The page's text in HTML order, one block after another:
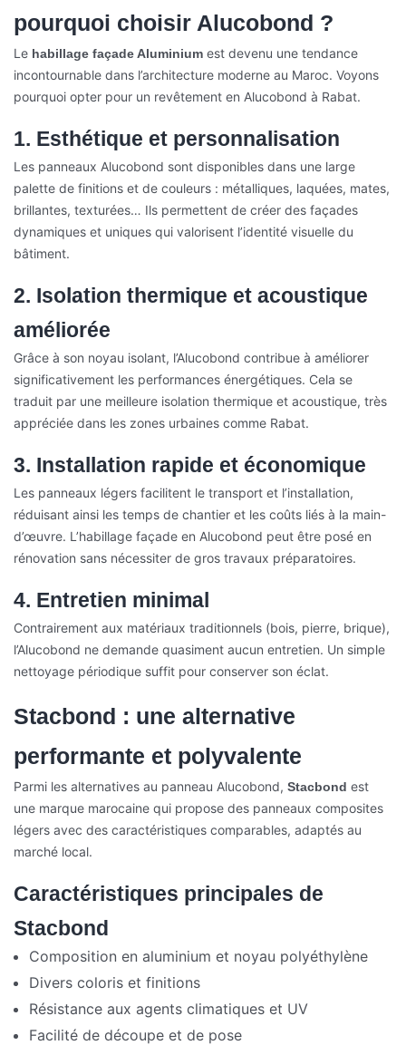
pourquoi choisir Alucobond ?
Le habillage façade Aluminium est devenu une tendance
incontournable dans l’architecture moderne au Maroc. Voyons
pourquoi opter pour un revêtement en Alucobond à Rabat.
1. Esthétique et personnalisation
Les panneaux Alucobond sont disponibles dans une large
palette de finitions et de couleurs : métalliques, laquées, mates,
brillantes, texturées… Ils permettent de créer des façades
dynamiques et uniques qui valorisent l’identité visuelle du
bâtiment.
2. Isolation thermique et acoustique
améliorée
Grâce à son noyau isolant, l’Alucobond contribue à améliorer
significativement les performances énergétiques. Cela se
traduit par une meilleure isolation thermique et acoustique, très
appréciée dans les zones urbaines comme Rabat.
3. Installation rapide et économique
Les panneaux légers facilitent le transport et l’installation,
réduisant ainsi les temps de chantier et les coûts liés à la main-
d’œuvre. L’habillage façade en Alucobond peut être posé en
rénovation sans nécessiter de gros travaux préparatoires.
4. Entretien minimal
Contrairement aux matériaux traditionnels (bois, pierre, brique),
l’Alucobond ne demande quasiment aucun entretien. Un simple
nettoyage périodique suffit pour conserver son éclat.
Stacbond : une alternative
performante et polyvalente
Parmi les alternatives au panneau Alucobond, Stacbond est
une marque marocaine qui propose des panneaux composites
légers avec des caractéristiques comparables, adaptés au
marché local.
Caractéristiques principales de
Stacbond
Composition en aluminium et noyau polyéthylène
Divers coloris et finitions
Résistance aux agents climatiques et UV
Facilité de découpe et de pose